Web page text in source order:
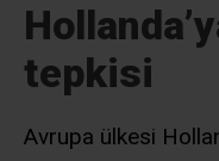
tepkisi
Avrupa ülkesi